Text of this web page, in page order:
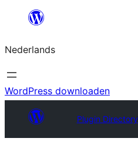
de
inhoud
Nederlands
WordPress downloaden
Plugin Directory